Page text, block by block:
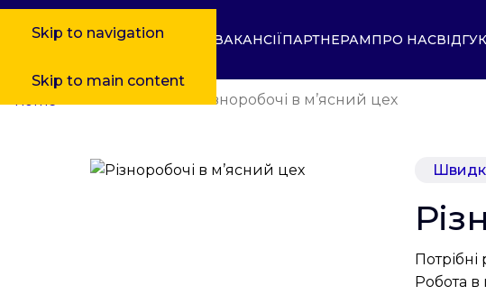
Skip to navigation
Skip to main content
ВАКАНСІЇПАРТНЕРАМПРО НАС
Різноробочі в м’ясний цех
Робота